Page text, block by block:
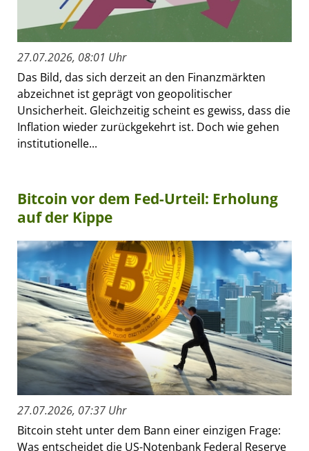
27.07.2026, 08:01 Uhr
Das Bild, das sich derzeit an den Finanzmärkten
abzeichnet ist geprägt von geopolitischer
Unsicherheit. Gleichzeitig scheint es gewiss, dass die
Inflation wieder zurückgekehrt ist. Doch wie gehen
institutionelle...
Bitcoin vor dem Fed-Urteil: Erholung
auf der Kippe
27.07.2026, 07:37 Uhr
Bitcoin steht unter dem Bann einer einzigen Frage:
Was entscheidet die US-Notenbank Federal Reserve